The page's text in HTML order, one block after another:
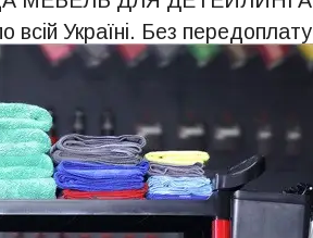
всій Україні. Без передоплату